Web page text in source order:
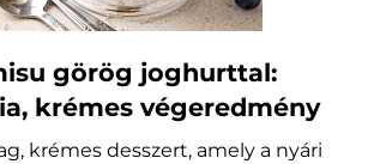
görög joghurttal:
krémes végeredmény
krémes desszert, amely a nyári